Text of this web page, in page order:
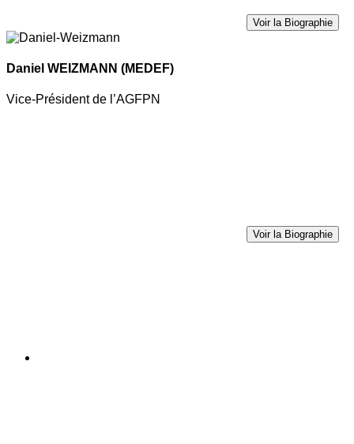
Voir la Biographie
Daniel WEIZMANN (MEDEF)
Vice-Président de l’AGFPN
Voir la Biographie